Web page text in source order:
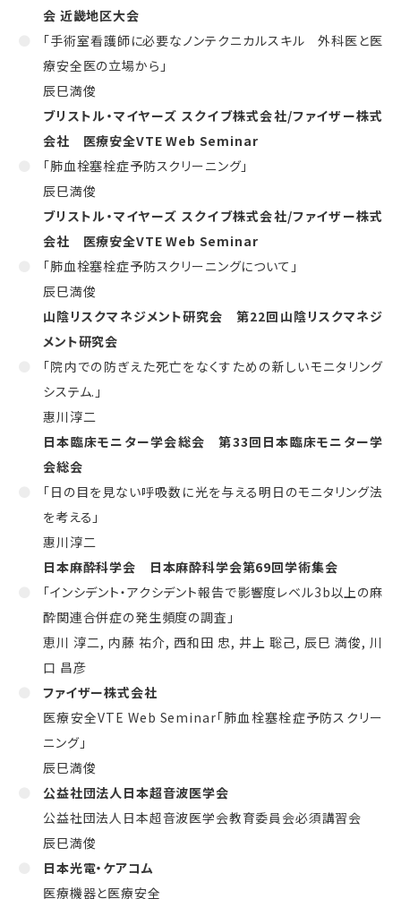
会 近畿地区大会
「手術室看護師に必要なノンテクニカルスキル 外科医と医
療安全医の立場から」
辰巳満俊
ブリストル・マイヤーズ スクイブ株式会社/ファイザー株式
会社 医療安全VTE Web Seminar
「肺血栓塞栓症予防スクリーニング」
辰巳満俊
ブリストル・マイヤーズ スクイブ株式会社/ファイザー株式
会社 医療安全VTE Web Seminar
「肺血栓塞栓症予防スクリーニングについて」
辰巳満俊
山陰リスクマネジメント研究会 第22回山陰リスクマネジ
メント研究会
「院内での防ぎえた死亡をなくすための新しいモニタリング
システム. 」
惠川淳二
日本臨床モニター学会総会 第33回日本臨床モニター学
会総会
「日の目を見ない呼吸数に光を与える明日のモニタリング法
を考える」
惠川淳二
日本麻酔科学会 日本麻酔科学会第69回学術集会
「インシデント・アクシデント報告で影響度レベル3b以上の麻
酔関連合併症の発生頻度の調査」
恵川 淳二, 内藤 祐介, 西和田 忠,井上 聡己,辰巳 満俊,川
口 昌彦
ファイザー株式会社
医療安全VTE Web Seminar「肺血栓塞栓症予防スクリー
ニング」
辰巳満俊
公益社団法人日本超音波医学会
公益社団法人日本超音波医学会教育委員会必須講習会
辰巳満俊
日本光電・ケアコム
医療機器と医療安全